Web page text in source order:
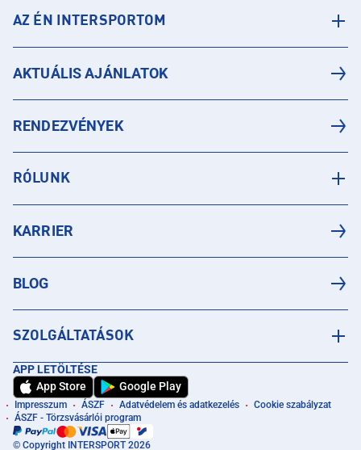
AZ ÉN INTERSPORTOM
AKTUÁLIS AJÁNLATOK
RENDEZVÉNYEK
RÓLUNK
KARRIER
BLOG
SZOLGÁLTATÁSOK
APP LETÖLTÉSE
App Store
Google Play
Impresszum ÁSZF Adatvédelem és adatkezelés
Cookie szabályzat
ÁSZF - Törzsvásárlói program
© Copyright INTERSPORT 2026